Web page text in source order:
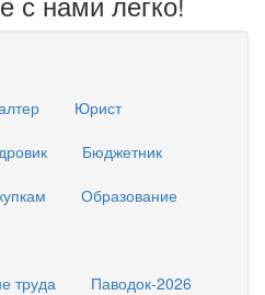
Юрист
Бюджетник
Образование
труда
Паводок-2026